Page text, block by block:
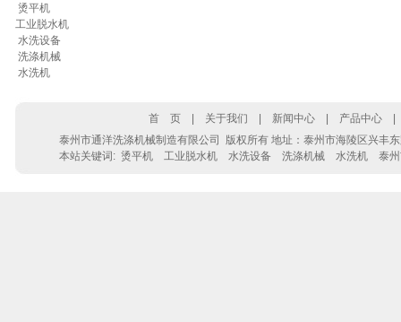
烫平机
工业脱水机
水洗设备
洗涤机械
水洗机
首 页 关于我们 新闻中心 产品中心
泰州市通洋洗涤机械制造有限公司
版权所有 地址：泰州市海陵区兴
本站关键词: 烫平机 工业脱水机 水洗设备 洗涤机械 水洗机 泰